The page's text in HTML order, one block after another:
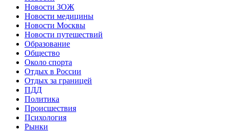
Новости ЗОЖ
Новости медицины
Новости Москвы
Новости путешествий
Образование
Общество
Около спорта
Отдых в России
Отдых за границей
ПДД
Политика
Происшествия
Психология
Рынки